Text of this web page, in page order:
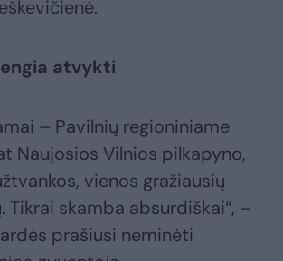
atvykti
– Pavilnių regioniniame
Naujosios Vilnios pilkapyno,
vienos gražiausių
Tikrai skamba absurdiškai“, –
prašiusi neminėti